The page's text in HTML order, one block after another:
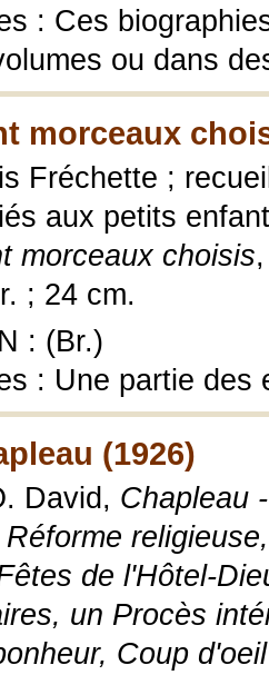
: Ces
ou dans
morceaux
Fréchette ;
aux petits
morceaux choisis
; 24 cm.
: (Br.)
: Une partie des
(1926)
David, Chapleau
Réforme
de l'Hôtel-
un Procès
Coup